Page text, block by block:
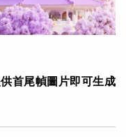
首尾幀圖片即可生成